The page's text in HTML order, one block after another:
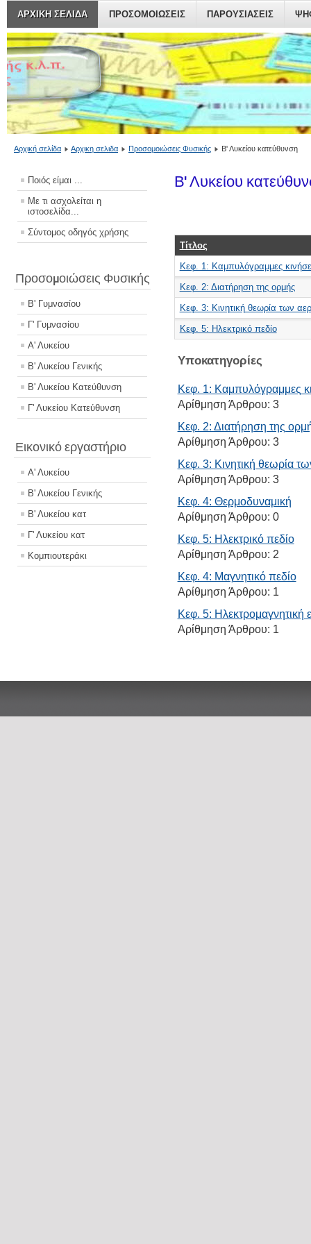
ΑΡΧΙΚΗ ΣΕΛΙΔΑ ΠΡΟΣΟΜΟΙΏΣΕΙΣ ΠΑΡΟΥΣΙΆΣΕΙΣ
Αρχική σελίδα Αρχικη σελιδα Προσομοιώσεις Φυσικής Β' Λυκείου κατεύθυνση
Ποιός είμαι ...
Με τι ασχολείται η
ιστοσελίδα...
Σύντομος οδηγός χρήσης
Προσομοιώσεις Φυσικής
Β' Γυμνασίου
Γ' Γυμνασίου
Α' Λυκείου
Β' Λυκείου Γενικής
Β' Λυκείου Κατεύθυνση
Γ' Λυκείου Κατεύθυνση
Εικονικό εργαστήριο
Α' Λυκείου
Β' Λυκείου Γενικής
Β' Λυκείου κατ
Γ' Λυκείου κατ
Κομπιουτεράκι
Β' Λυκείου
Τίτλος
Κεφ. 1: Καμπυλόγραμμες
Κεφ. 2: Διατήρηση της ορμής
Κεφ. 3: Κινητική θεωρία των
Κεφ. 5: Ηλεκτρικό πεδίο
Υποκατηγορίες
Κεφ. 1: Καμπυλόγραμμες
Αρίθμηση Άρθρου: 3
Κεφ. 2: Διατήρηση της
Αρίθμηση Άρθρου: 3
Κεφ. 3: Κινητική θεωρία
Αρίθμηση Άρθρου: 3
Κεφ. 4: Θερμοδυναμική
Αρίθμηση Άρθρου: 0
Κεφ. 5: Ηλεκτρικό πεδίο
Αρίθμηση Άρθρου: 2
Κεφ. 4: Μαγνητικό πεδίο
Αρίθμηση Άρθρου: 1
Κεφ. 5: Ηλεκτρομαγνητική
Αρίθμηση Άρθρου: 1